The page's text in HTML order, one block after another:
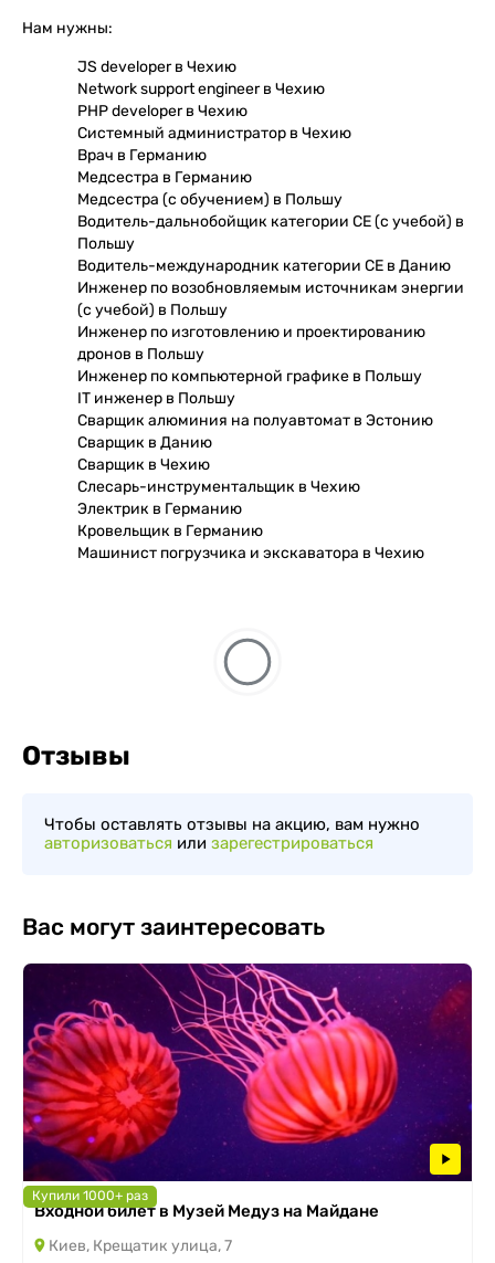
Нам нужны:
JS developer в Чехию
Network support engineer в Чехию
PHP developer в Чехию
Системный администратор в Чехию
Врач в Германию
Медсестра в Германию
Медсестра (с обучением) в Польшу
Водитель-дальнобойщик категории СЕ (с учебой) в
Польшу
Водитель-международник категории СЕ в Данию
Инженер по возобновляемым источникам энергии
(с учебой) в Польшу
Инженер по изготовлению и проектированию
дронов в Польшу
Инженер по компьютерной графике в Польшу
IT инженер в Польшу
Сварщик алюминия на полуавтомат в Эстонию
Сварщик в Данию
Сварщик в Чехию
Слесарь-инструментальщик в Чехию
Электрик в Германию
Кровельщик в Германию
Машинист погрузчика и экскаватора в Чехию
Отзывы
Чтобы оставлять отзывы на акцию, вам нужно
авторизоваться или зарегестрироваться
Вас могут заинтересовать
Купили 1000+ раз
Входной билет в Музей Медуз на Майдане
Киев, Крещатик улица, 7